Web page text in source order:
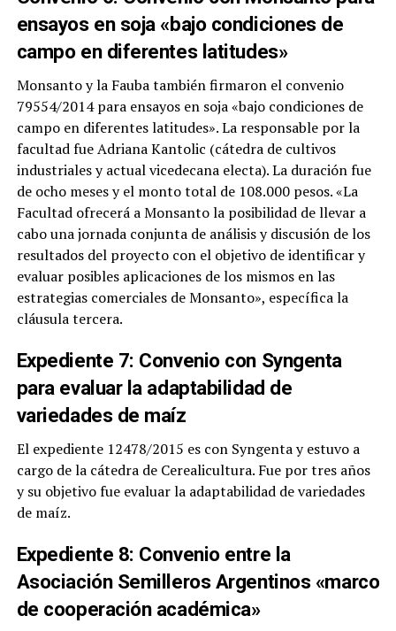
ensayos en soja «bajo condiciones de
campo en diferentes latitudes»
Monsanto y la Fauba también firmaron el convenio
79554/2014 para ensayos en soja «bajo condiciones de
campo en diferentes latitudes». La responsable por la
facultad fue Adriana Kantolic (cátedra de cultivos
industriales y actual vicedecana electa). La duración fue
de ocho meses y el monto total de 108.000 pesos. «La
Facultad ofrecerá a Monsanto la posibilidad de llevar a
cabo una jornada conjunta de análisis y discusión de los
resultados del proyecto con el objetivo de identificar y
evaluar posibles aplicaciones de los mismos en las
estrategias comerciales de Monsanto», específica la
cláusula tercera.
Expediente 7: Convenio con Syngenta
para evaluar la adaptabilidad de
variedades de maíz
El expediente 12478/2015 es con Syngenta y estuvo a
cargo de la cátedra de Cerealicultura. Fue por tres años
y su objetivo fue evaluar la adaptabilidad de variedades
de maíz.
Expediente 8: Convenio entre la
Asociación Semilleros Argentinos «marco
de cooperación académica»